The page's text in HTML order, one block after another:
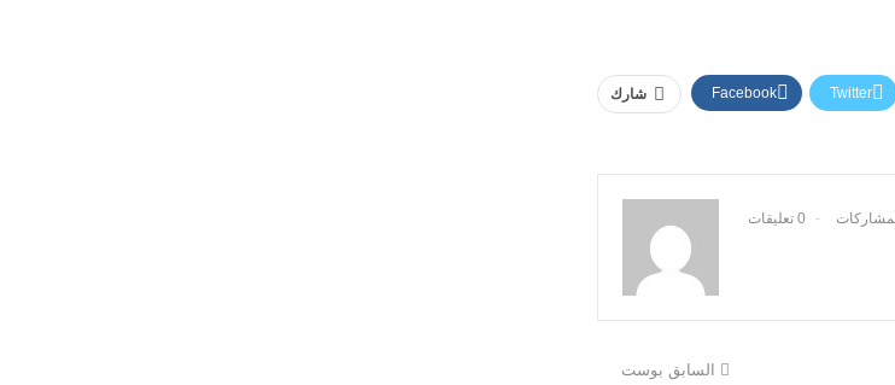
شارك Facebook Twitter
0 تعليقات
السابق بوست